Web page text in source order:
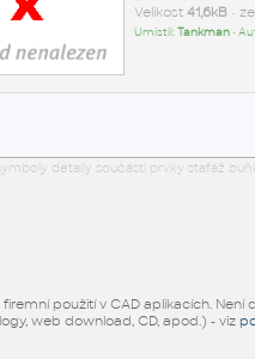
Velikost 41,6kB•
Umístil:Tankman•
detaily součásti prvky stafáž
použití v CAD aplikacích. Není
web download, CD, apod.) - viz